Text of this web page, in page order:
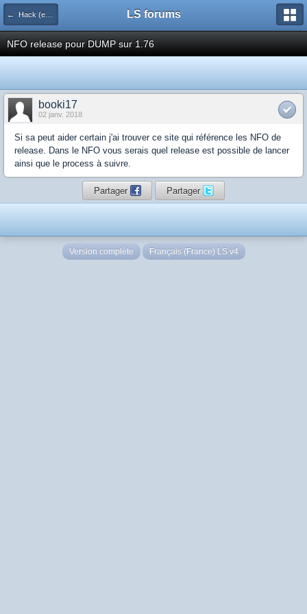
← Hack (exploits, homebrews...) LS forums
NFO release pour DUMP sur 1.76
booki17
02 janv. 2018
Si sa peut aider certain j'ai trouver ce site qui référence les NFO de
release. Dans le NFO vous serais quel release est possible de lancer
ainsi que le process à suivre.
Partager Partager
Version complète Français (France) LS v4